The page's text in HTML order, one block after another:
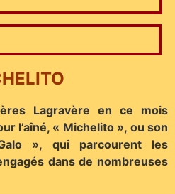
Lagravère en ce mois
l’aîné, « Michelito », ou son
», qui parcourent les
dans de nombreuses